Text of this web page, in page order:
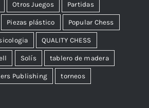
Otros Juegos Partidas
Piezas plástico Popular Chess
QUALITY CHESS
Solís tablero de madera
Publishing torneos